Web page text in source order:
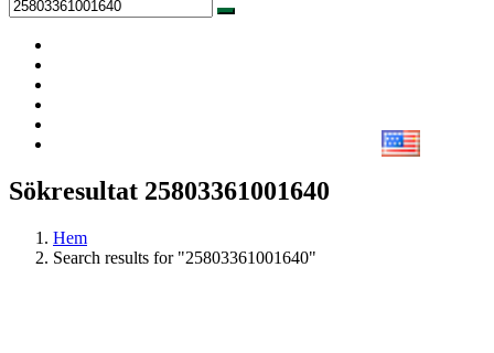
Sökresultat 25803361001640
Hem
Search results for "25803361001640"